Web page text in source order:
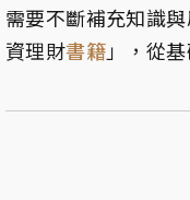
需要不斷補充知識
資理財書籍」，從